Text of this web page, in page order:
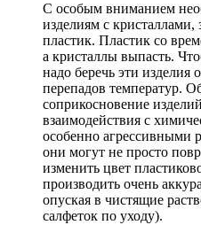
С особым вниманием
изделиям с
пластик. Пластик со
а кристаллы выпасть.
надо беречь эти изделия
перепадов температур.
соприкосновение
взаимодействия с
особенно агрессивными
они могут не просто
изменить цвет
производить очень
опуская в чистящие
салфеток по уходу).